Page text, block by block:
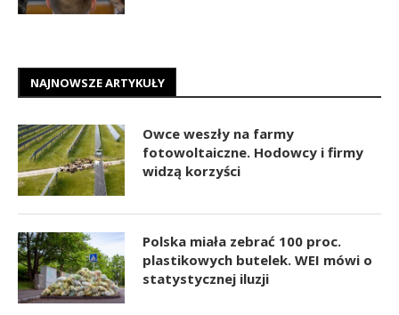
NAJNOWSZE ARTYKUŁY
Owce weszły na farmy
fotowoltaiczne. Hodowcy i firmy
widzą korzyści
Polska miała zebrać 100 proc.
plastikowych butelek. WEI mówi o
statystycznej iluzji